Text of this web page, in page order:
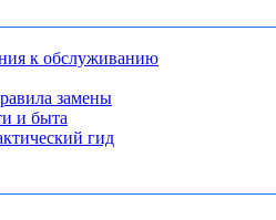
к обслуживанию
замены
и быта
гид